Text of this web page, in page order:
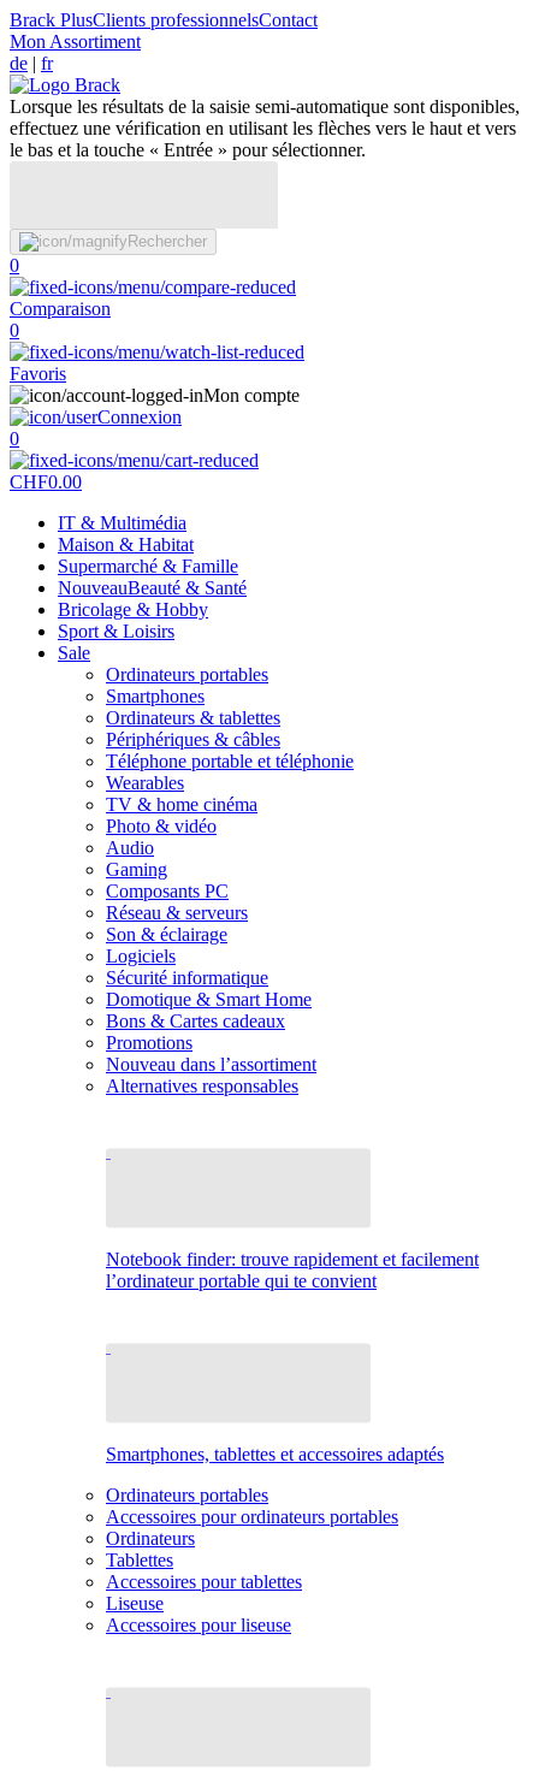
Brack PlusClients professionnelsContact
Mon Assortiment
de | fr
Lorsque les résultats de la saisie semi-automatique sont disponibles,
effectuez une vérification en utilisant les flèches vers le haut et vers
le bas et la touche « Entrée » pour sélectionner.
Rechercher
0
Comparaison
0
Favoris
Mon compte
Connexion
0
CHF0.00
IT & Multimédia
Maison & Habitat
Supermarché & Famille
NouveauBeauté & Santé
Bricolage & Hobby
Sport & Loisirs
Sale
Ordinateurs portables
Smartphones
Ordinateurs & tablettes
Périphériques & câbles
Téléphone portable et téléphonie
Wearables
TV & home cinéma
Photo & vidéo
Audio
Gaming
Composants PC
Réseau & serveurs
Son & éclairage
Logiciels
Sécurité informatique
Domotique & Smart Home
Bons & Cartes cadeaux
Promotions
Nouveau dans l’assortiment
Alternatives responsables
Notebook finder: trouve rapidement et facilement
l’ordinateur portable qui te convient
Smartphones, tablettes et accessoires adaptés
Ordinateurs portables
Accessoires pour ordinateurs portables
Ordinateurs
Tablettes
Accessoires pour tablettes
Liseuse
Accessoires pour liseuse